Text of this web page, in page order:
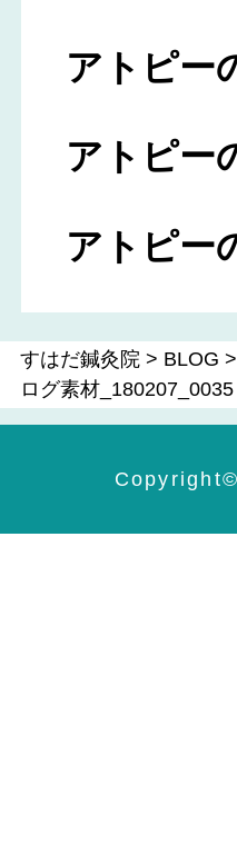
アトピー
アトピー
アトピー
すはだ鍼灸院 > BLOG >
ログ素材_180207_0035